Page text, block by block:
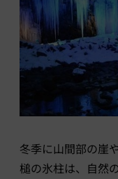
冬季に山間部の崖
槌の氷柱は、自然